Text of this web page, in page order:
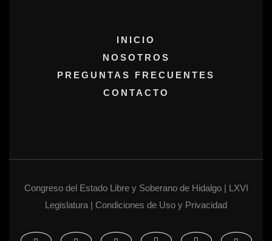
INICIO
NOSOTROS
PREGUNTAS FRECUENTES
CONTACTO
Congreso del Estado Libre y Soberano de Hidalgo | LXVI
Legislatura | Condiciones de Uso y Privacidad